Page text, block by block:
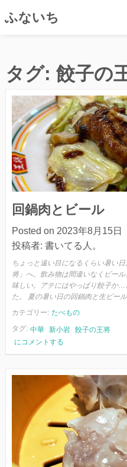
テ
ふないち
タグ: 餃子の
回鍋肉とビール
Posted on 2023年8月15日
投稿者: 書いてる人。
ちょっと遠い目になるくらい暑い
将」へ。飲み物は間違いなくビー
味しい。アテにはやっぱり餃子か
た。 夏の暑い日の回鍋肉と生ビー
カテゴリー: たべもの
タグ: 中華 新小岩 餃子の王将
回
鍋
と
にコメントする